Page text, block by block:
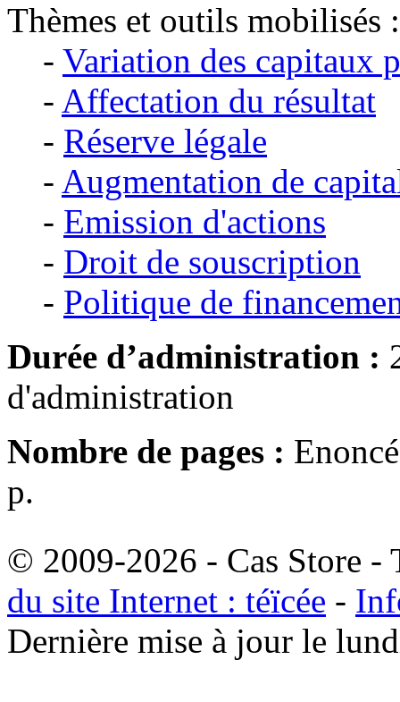
Thèmes et outils mobilisés :
- Variation des capitaux
- Affectation du résultat
- Réserve légale
- Augmentation de
- Emission d'actions
- Droit de souscription
- Politique de
Durée d’administration :
d'administration
Nombre de pages :
p.
© 2009-2026 - Cas Store -
du site Internet : téïcée -
Dernière mise à jour le